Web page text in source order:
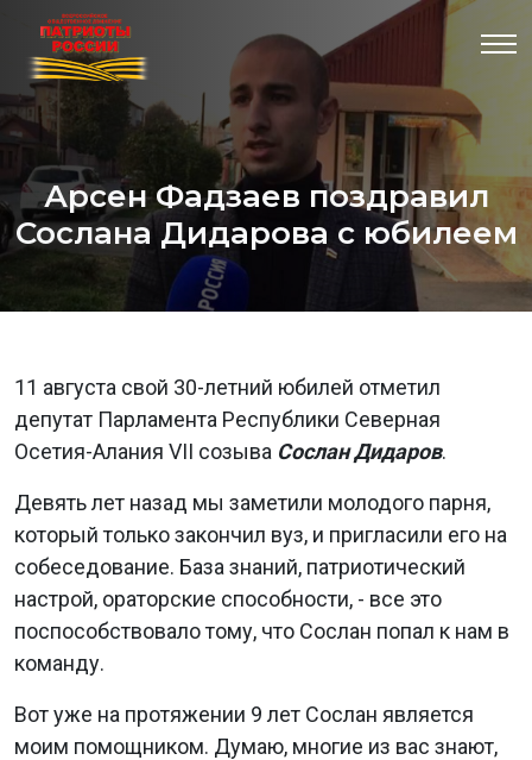
Арсен Фадзаев поздравил
Сослана Дидарова с юбилеем
11 августа свой 30-летний юбилей отметил
депутат Парламента Республики Северная
Осетия-Алания VII созыва Сослан Дидаров.
Девять лет назад мы заметили молодого парня,
который только закончил вуз, и пригласили его на
собеседование. База знаний, патриотический
настрой, ораторские способности, - все это
поспособствовало тому, что Сослан попал к нам в
команду.
Вот уже на протяжении 9 лет Сослан является
моим помощником. Думаю, многие из вас знают,